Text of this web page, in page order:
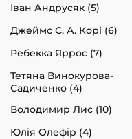
Іван Андрусяк (5)
Джеймс С. А. Корі (6)
Ребекка Яррос (7)
Тетяна Винокурова-
Садиченко (4)
Володимир Лис (10)
Юлія Олефір (4)